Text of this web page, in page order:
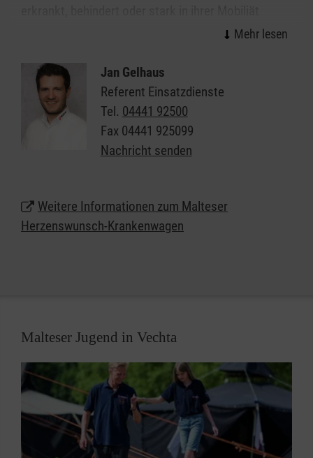
eingeschränkt sind. Wir erfüllen unseren Gästen
Sorgen eine Zeit lang in den Hintergrund treten - wir
wollen ein Stück Lebensqualität schenken!
Jan Gelhaus
Referent Einsatzdienste
Tel. 04441 92500
Fax 04441 925099
Nachricht senden
Weitere Informationen zum Malteser
Herzenswunsch-Krankenwagen
Malteser Jugend in Vechta